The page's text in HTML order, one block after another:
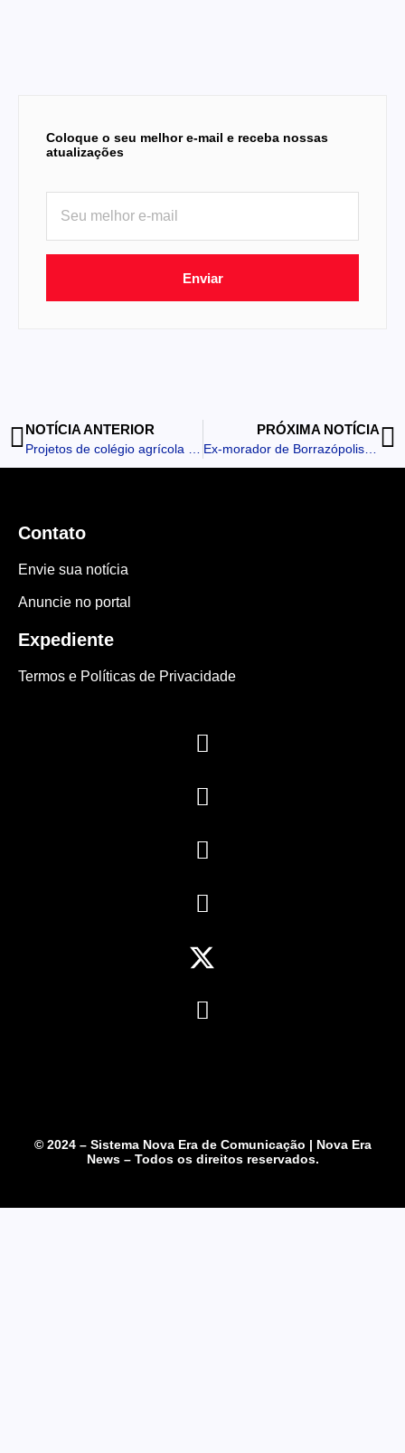
Coloque o seu melhor e-mail e receba nossas
atualizações
Enviar
NOTÍCIA ANTERIOR PRÓXIMA NOTÍCIA
Ex-morador de Borrazópolis morre após sofrer queda em Apucarana
Contato
Envie sua notícia
Anuncie no portal
Expediente
Termos e Políticas de Privacidade
© 2024 – Sistema Nova Era de Comunicação | Nova Era
News – Todos os direitos reservados.